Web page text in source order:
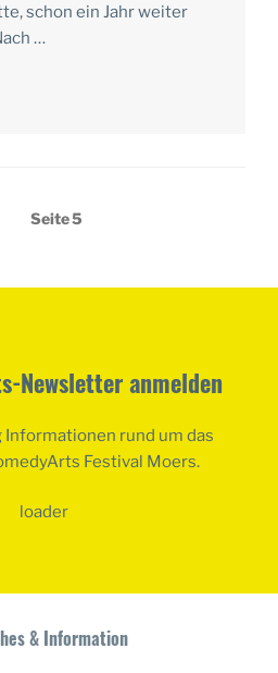
schon ein Jahr weiter
…
Seite5
Newsletter anmelden
rund um das
Festival Moers.
& Information